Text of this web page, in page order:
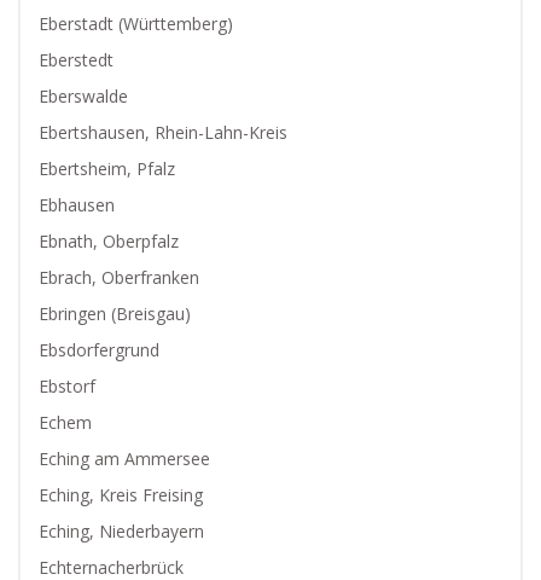
Eberstadt (Württemberg)
Eberstedt
Eberswalde
Ebertshausen, Rhein-Lahn-Kreis
Ebertsheim, Pfalz
Ebhausen
Ebnath, Oberpfalz
Ebrach, Oberfranken
Ebringen (Breisgau)
Ebsdorfergrund
Ebstorf
Echem
Eching am Ammersee
Eching, Kreis Freising
Eching, Niederbayern
Echternacherbrück